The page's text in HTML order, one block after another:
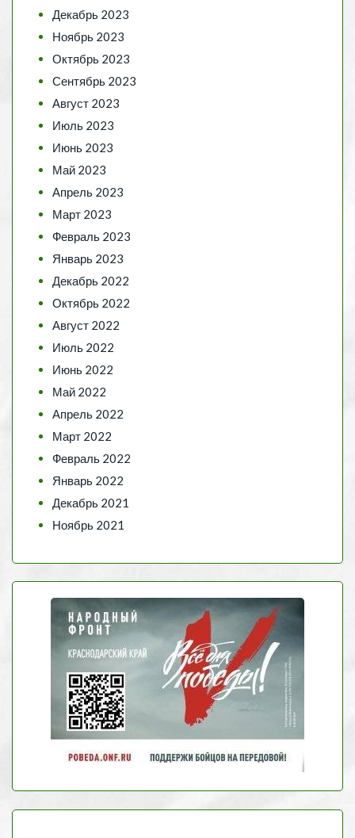
Декабрь 2023
Ноябрь 2023
Октябрь 2023
Сентябрь 2023
Август 2023
Июль 2023
Июнь 2023
Май 2023
Апрель 2023
Март 2023
Февраль 2023
Январь 2023
Декабрь 2022
Октябрь 2022
Август 2022
Июль 2022
Июнь 2022
Май 2022
Апрель 2022
Март 2022
Февраль 2022
Январь 2022
Декабрь 2021
Ноябрь 2021